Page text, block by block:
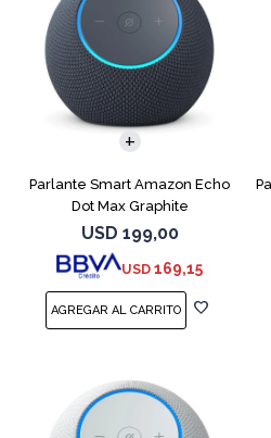
Parlante Smart Amazon Echo
Dot Max Graphite
USD 199,00
USD 169,15